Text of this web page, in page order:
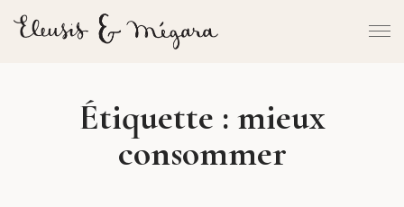
Étiquette : mieux
consommer